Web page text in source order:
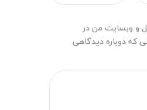
و وبسایت من در
که دوباره دیدگاهی